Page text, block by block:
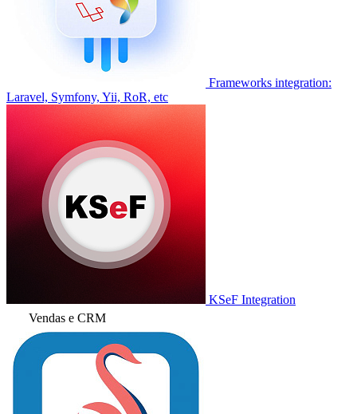
Frameworks integration:
Laravel, Symfony, Yii, RoR, etc
KSeF Integration
Vendas e CRM